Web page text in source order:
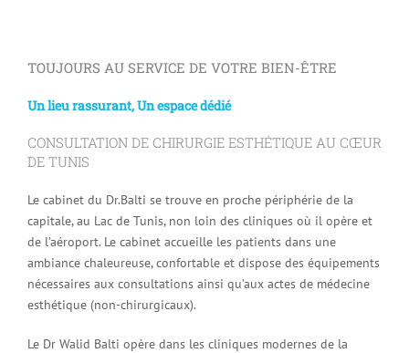
TOUJOURS AU SERVICE DE VOTRE BIEN-ÊTRE
Un lieu rassurant, Un espace dédié
CONSULTATION DE CHIRURGIE ESTHÉTIQUE AU CŒUR
DE TUNIS
Le cabinet du Dr.Balti se trouve en proche périphérie de la
capitale, au Lac de Tunis, non loin des cliniques où il opère et
de l’aéroport. Le cabinet accueille les patients dans une
ambiance chaleureuse, confortable et dispose des équipements
nécessaires aux consultations ainsi qu’aux actes de médecine
esthétique (non-chirurgicaux).
Le Dr Walid Balti opère dans les cliniques modernes de la